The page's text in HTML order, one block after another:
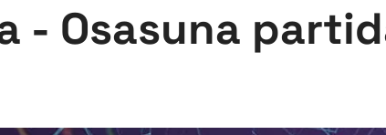
- Osasuna